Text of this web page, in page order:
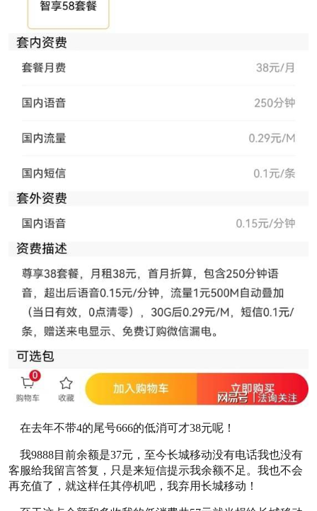
在去年不带4的尾号666的低消可才38元呢！
我9888目前余额是37元，至今长城移动没有电话我也没有
客服给我留言答复，只是来短信提示我余额不足。我也不会
再充值了，就这样任其停机吧，我弃用长城移动！